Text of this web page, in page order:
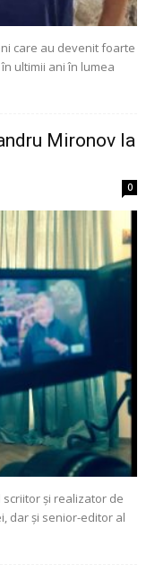
care au devenit foarte
ultimii ani în lumea
Mironov la
0
și realizator de
dar și senior-editor al